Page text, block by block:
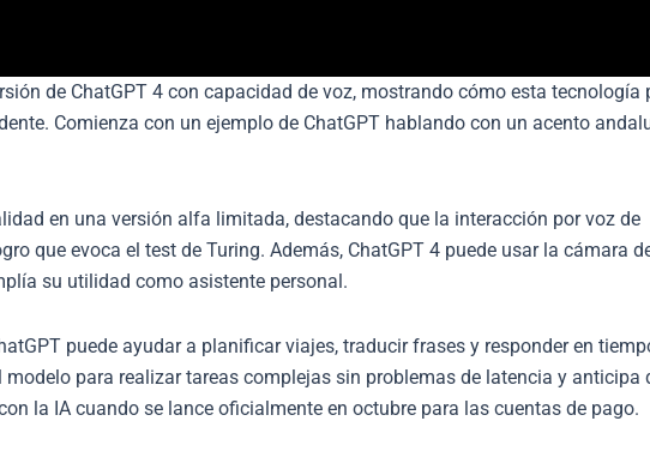
de ChatGPT 4 con capacidad de voz, mostrando cómo esta tecnología
Comienza con un ejemplo de ChatGPT hablando con un acento
en una versión alfa limitada, destacando que la interacción por voz de
que evoca el test de Turing. Además, ChatGPT 4 puede usar la cámara
su utilidad como asistente personal.
puede ayudar a planificar viajes, traducir frases y responder en
para realizar tareas complejas sin problemas de latencia y anticipa
la IA cuando se lance oficialmente en octubre para las cuentas de pago.